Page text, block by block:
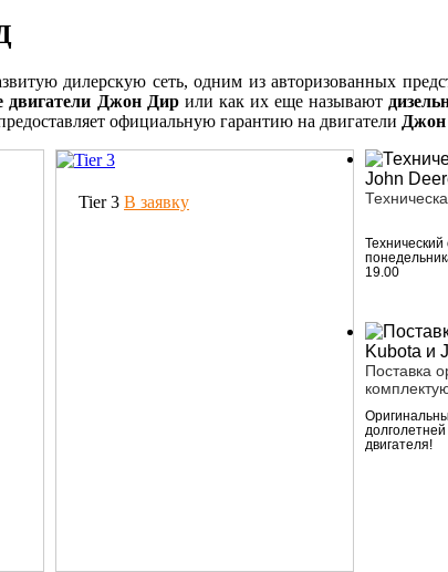
дилерскую сеть, одним из авторизованных
двигатели Джон Дирили как их еще называют
официальную гарантию на двигатели
Tier 3 В заявку
19.00
Поставка
двигателя!